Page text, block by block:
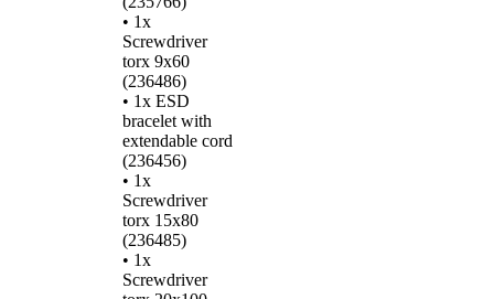
• 1x
Screwdriver
torx 9x60
(236486)
• 1x ESD
bracelet with
extendable cord
(236456)
• 1x
Screwdriver
torx 15x80
(236485)
• 1x
Screwdriver